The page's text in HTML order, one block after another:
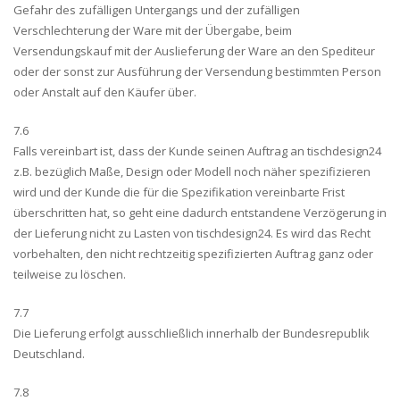
Gefahr des zufälligen Untergangs und der zufälligen
Verschlechterung der Ware mit der Übergabe, beim
Versendungskauf mit der Auslieferung der Ware an den Spediteur
oder der sonst zur Ausführung der Versendung bestimmten Person
oder Anstalt auf den Käufer über.
7.6
Falls vereinbart ist, dass der Kunde seinen Auftrag an tischdesign24
z.B. bezüglich Maße, Design oder Modell noch näher spezifizieren
wird und der Kunde die für die Spezifikation vereinbarte Frist
überschritten hat, so geht eine dadurch entstandene Verzögerung in
der Lieferung nicht zu Lasten von tischdesign24. Es wird das Recht
vorbehalten, den nicht rechtzeitig spezifizierten Auftrag ganz oder
teilweise zu löschen.
7.7
Die Lieferung erfolgt ausschließlich innerhalb der Bundesrepublik
Deutschland.
7.8